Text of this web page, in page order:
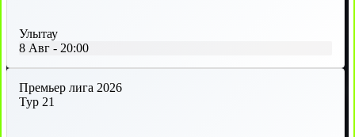
Улытау
8 Авг - 20:00
Премьер лига 2026
Тур 21